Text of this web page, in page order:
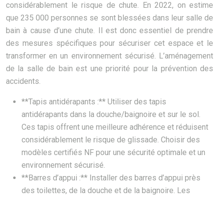
considérablement le risque de chute. En 2022, on estime
que 235 000 personnes se sont blessées dans leur salle de
bain à cause d’une chute. Il est donc essentiel de prendre
des mesures spécifiques pour sécuriser cet espace et le
transformer en un environnement sécurisé. L’aménagement
de la salle de bain est une priorité pour la prévention des
accidents.
**Tapis antidérapants :** Utiliser des tapis
antidérapants dans la douche/baignoire et sur le sol.
Ces tapis offrent une meilleure adhérence et réduisent
considérablement le risque de glissade. Choisir des
modèles certifiés NF pour une sécurité optimale et un
environnement sécurisé.
**Barres d’appui :** Installer des barres d’appui près
des toilettes, de la douche et de la baignoire. Les